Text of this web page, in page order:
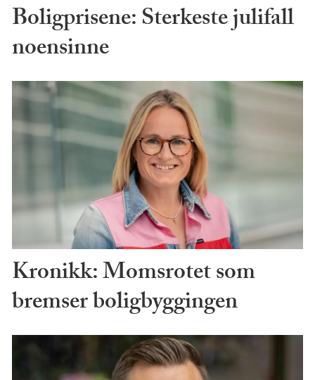
Boligprisene: Sterkeste julifall
noensinne
Kronikk: Momsrotet som
bremser boligbyggingen